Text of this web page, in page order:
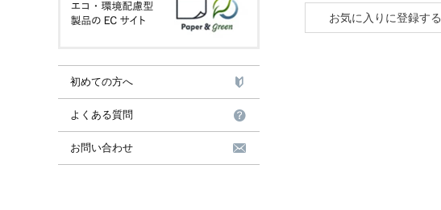
初めての方へ
よくある質問
お問い合わせ
お気に入りに登録する